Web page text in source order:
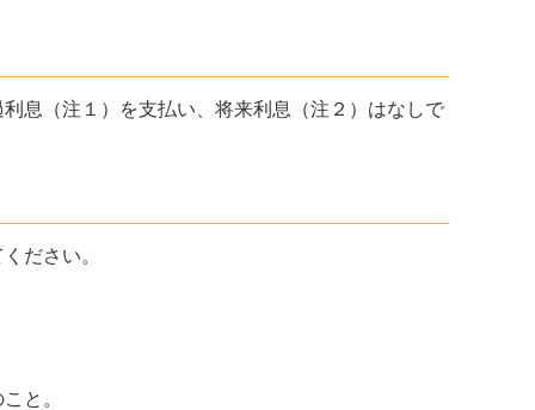
息（注１）を支払い、将来利息（注２）はなしで
ださい。
と。